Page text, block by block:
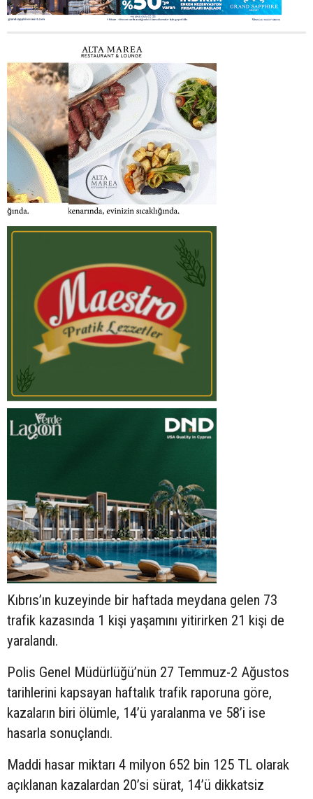
Kıbrıs’ın kuzeyinde bir haftada meydana gelen 73
trafik kazasında 1 kişi yaşamını yitirirken 21 kişi de
yaralandı.
Polis Genel Müdürlüğü’nün 27 Temmuz-2 Ağustos
tarihlerini kapsayan haftalık trafik raporuna göre,
kazaların biri ölümle, 14’ü yaralanma ve 58’i ise
hasarla sonuçlandı.
Maddi hasar miktarı 4 milyon 652 bin 125 TL olarak
açıklanan kazalardan 20’si sürat, 14’ü dikkatsiz